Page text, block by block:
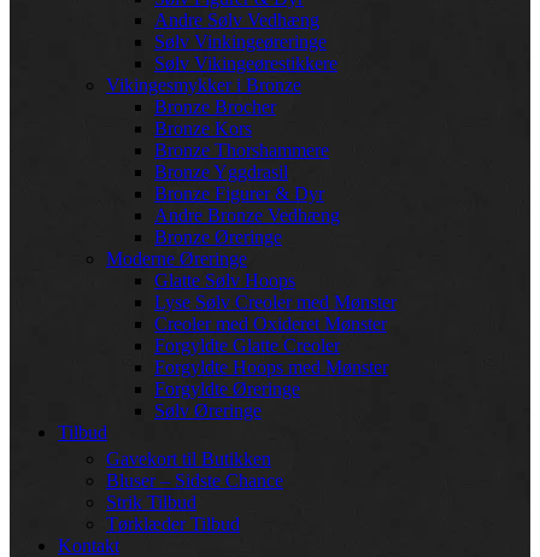
Andre Sølv Vedhæng
Sølv Vinkingeøreringe
Sølv Vikingeørestikkere
Vikingesmykker i Bronze
Bronze Brocher
Bronze Kors
Bronze Thorshammere
Bronze Yggdrasil
Bronze Figurer & Dyr
Andre Bronze Vedhæng
Bronze Øreringe
Moderne Øreringe
Glatte Sølv Hoops
Lyse Sølv Creoler med Mønster
Creoler med Oxideret Mønster
Forgyldte Glatte Creoler
Forgyldte Hoops med Mønster
Forgyldte Øreringe
Sølv Øreringe
Tilbud
Gavekort til Butikken
Bluser – Sidste Chance
Strik Tilbud
Tørklæder Tilbud
Kontakt